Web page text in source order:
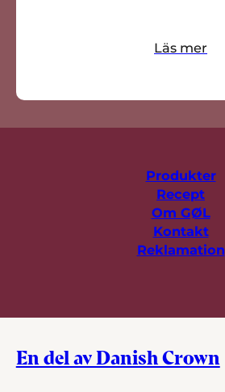
Läs mer
Produkter
Recept
Om GØL
Kontakt
Reklamation
En del av Danish Crown